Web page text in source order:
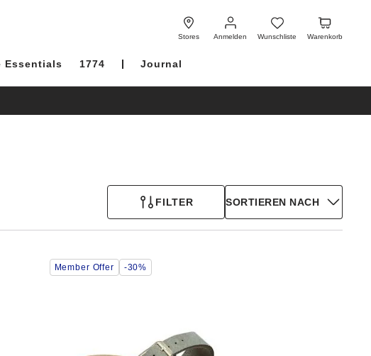
Stores Anmelden
Anmelden
Wunschliste
Wunschliste
Warenkorb
Warenkorb
Essentials 1774 Journal
FILTER SORTIEREN NACH
Durch
Anklicken
Member Offer -30%